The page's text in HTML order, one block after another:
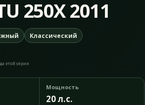
250X 2011
Классический
этой серии
Мощность
20 л.с.